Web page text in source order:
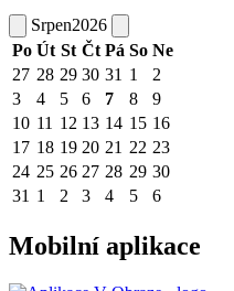
Srpen2026
Po Út St Čt Pá So Ne
27 28 29 30 31 1
2
3
4 5 6 7 8
9
10 11 12 13 14 15 16
17 18 19 20 21 22 23
24 25 26 27 28 29 30
31 1 2 3 4 5 6
Mobilní aplikace